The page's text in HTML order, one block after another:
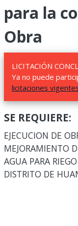
para la
Obra
LICITACIÓN
Ya no puede
licitaciones
SE REQUIERE:
EJECUCION DE
MEJORAMIENTO
AGUA PARA
DISTRITO DE